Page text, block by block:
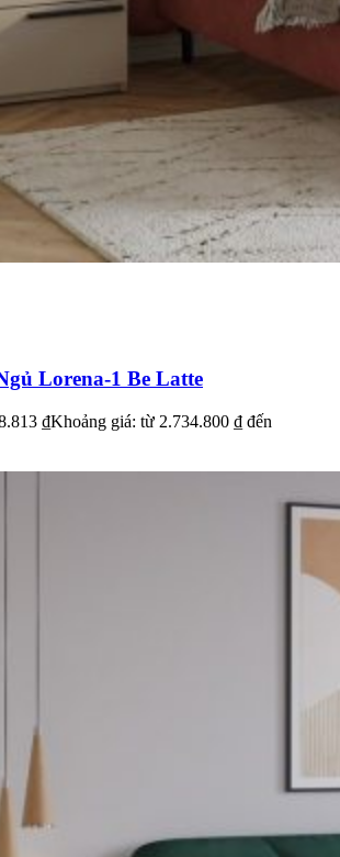
Lorena-1 Be Latte
₫Khoảng giá: từ 2.734.800 ₫ đến